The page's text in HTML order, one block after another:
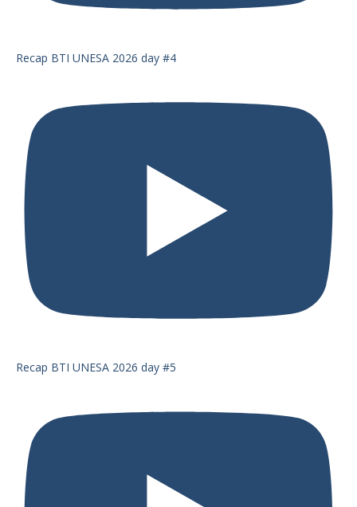
Recap BTI UNESA 2026 day #4
Recap BTI UNESA 2026 day #5